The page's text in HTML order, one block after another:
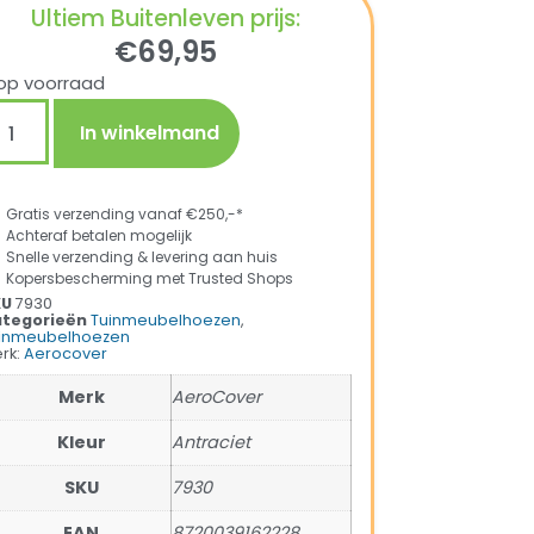
Ultiem Buitenleven prijs:
€69,95
voorraad
In winkelmand
Gratis verzending vanaf €250,-*
Achteraf betalen mogelijk
Snelle verzending & levering aan huis
Kopersbescherming met Trusted Shops
7930
Tuinmeubelhoezen,
Aerocover
Merk
AeroCover
Kleur
Antraciet
SKU
7930